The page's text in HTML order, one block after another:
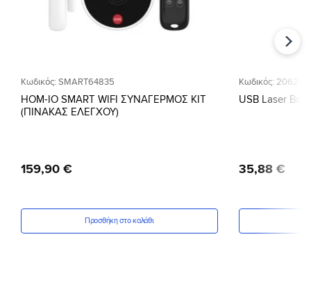
Κωδικός: SMART64835
HOM-IO SMART WIFI ΣΥΝΑΓΕΡΜΟΣ ΚΙΤ
(ΠΙΝΑΚΑΣ ΕΛΕΓΧΟΥ)
159,90 €
Προσθήκη στο καλάθι
Κωδικός: 20625
USB Laser Bar
35,88 €